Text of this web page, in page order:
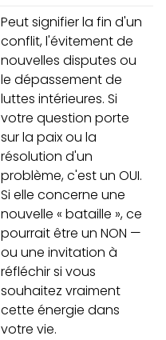
Peut signifier la fin d'un
conflit, l'évitement de
nouvelles disputes ou
le dépassement de
luttes intérieures. Si
votre question porte
sur la paix ou la
résolution d'un
problème, c'est un OUI.
Si elle concerne une
nouvelle « bataille », ce
pourrait être un NON —
ou une invitation à
réfléchir si vous
souhaitez vraiment
cette énergie dans
votre vie.